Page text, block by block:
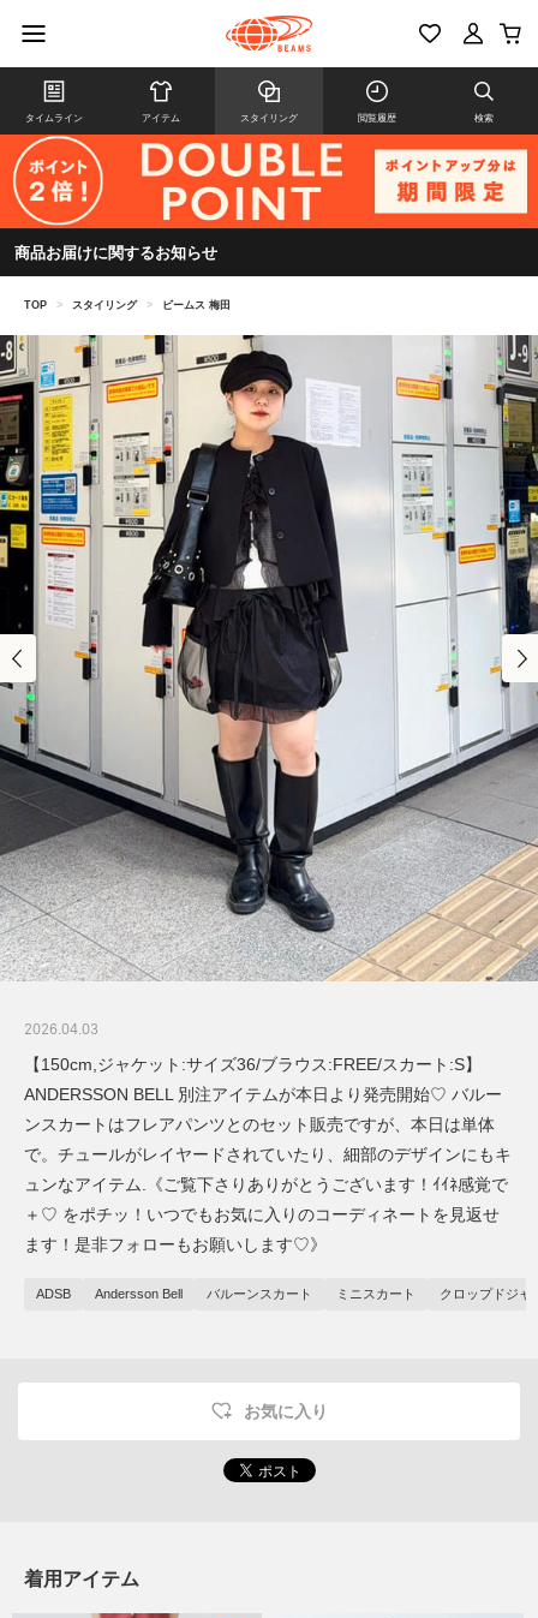
タイムライン アイテム スタイリング 閲覧履歴 検索
商品お届けに関するお知らせ
TOP > スタイリング > ビームス 梅田
2026.04.03
【150cm,ジャケット:サイズ36/ブラウス:FREE/スカート:S】
ANDERSSON BELL 別注アイテムが本日より発売開始♡ バルー
ンスカートはフレアパンツとのセット販売ですが、本日は単体
で。チュールがレイヤードされていたり、細部のデザインにもキ
ュンなアイテム.《ご覧下さりありがとうございます！ｲｲﾈ感覚で
＋♡ をポチッ！いつでもお気に入りのコーディネートを見返せ
ます！是非フォローもお願いします♡》
ADSB Andersson Bell バルーンスカート ミニスカート クロップドジャ
お気に入り
着用アイテム